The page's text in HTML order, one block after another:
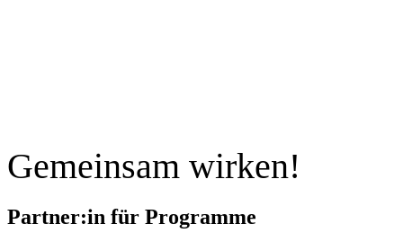
Gemeinsam wirken!
Partner:in für Programme